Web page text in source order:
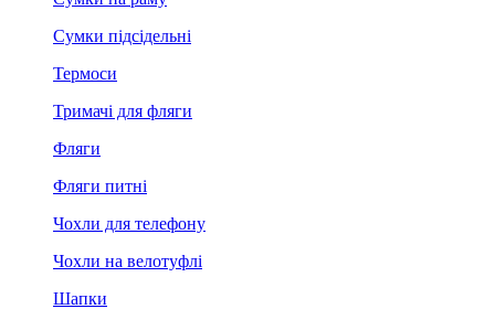
Сумки підсідельні
Термоси
Тримачі для фляги
Фляги
Фляги питні
Чохли для телефону
Чохли на велотуфлі
Шапки